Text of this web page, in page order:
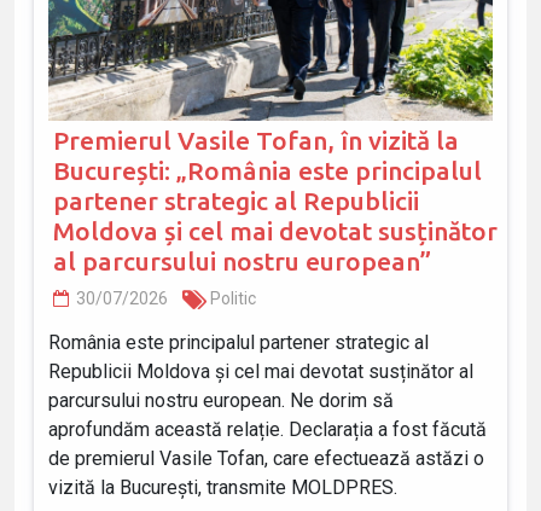
Premierul Vasile Tofan, în vizită la
București: „România este principalul
partener strategic al Republicii
Moldova și cel mai devotat susținător
al parcursului nostru european”
30/07/2026 Politic
România este principalul partener strategic al
Republicii Moldova și cel mai devotat susținător al
parcursului nostru european. Ne dorim să
aprofundăm această relație. Declarația a fost făcută
de premierul Vasile Tofan, care efectuează astăzi o
vizită la București, transmite MOLDPRES.